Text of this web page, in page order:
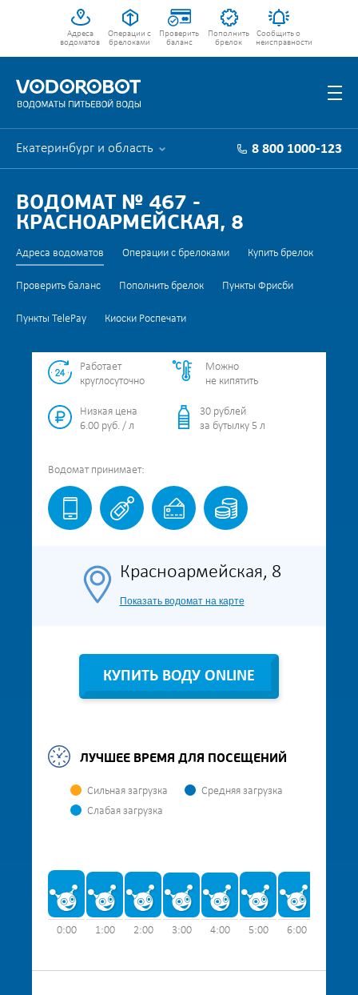
Адреса
водоматов
Операции с
брелоками
Проверить
баланс
Пополнить
брелок
Сообщить о
неисправности
Екатеринбург и область 8 800 1000-123
ВОДОМАТ № 467 -
КРАСНОАРМЕЙСКАЯ, 8
Адреса водоматов Операции с брелоками Купить брелок
Проверить баланс Пополнить брелок Пункты Фрисби
Пункты TelePay Киоски Роспечати
Работает
круглосуточно
Можно
не кипятить
Низкая цена
6.00 руб. / л
30 рублей
за бутылку 5 л
Водомат принимает:
Красноармейская, 8
Показать водомат на карте
КУПИТЬ ВОДУ ONLINE
ЛУЧШЕЕ ВРЕМЯ ДЛЯ ПОСЕЩЕНИЙ
Сильная загрузка
Средняя загрузка
Слабая загрузка
0:00 1:00 2:00 3:00 4:00 5:00 6:00